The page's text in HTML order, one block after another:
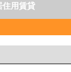
住用賃貸